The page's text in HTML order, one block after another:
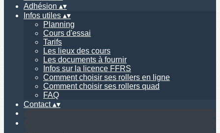
Adhésion ▴▾
Infos utiles ▴▾
Planning
Cours d'essai
Tarifs
Les lieux des cours
Les documents à fournir
Infos sur la licence FFRS
Comment choisir ses rollers en ligne
Comment choisir ses rollers quad
FAQ
Contact▴▾